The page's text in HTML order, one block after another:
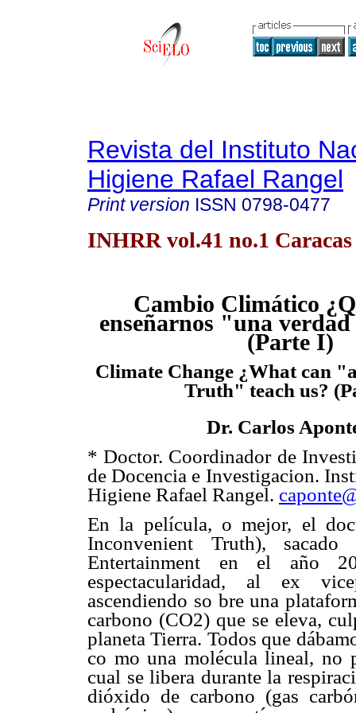
Revista del Instituto
Higiene Rafael Rangel
Print version ISSN 0798-0477
INHRR vol.41 no.1 Caracas
Cambio Climático
enseñarnos "una
(Parte I)
Climate Change ¿What can
Truth" teach us?
Dr. Carlos
* Doctor. Coordinador de
de Docencia e Investigacion.
Higiene Rafael Rangel.
En la película, o mejor, el
Inconvenient Truth),
Entertainment en el año
espectacularidad, al ex
ascendiendo so bre una
carbono (CO2) que se eleva,
planeta Tierra. Todos que
co mo una molécula lineal, no
cual se libera durante la
dióxido de carbono (gas